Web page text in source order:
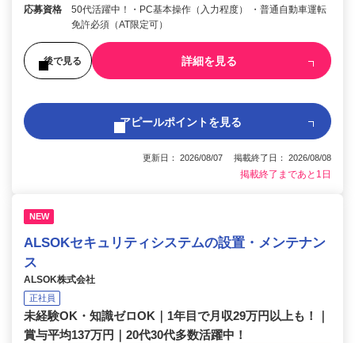
応募資格
50代活躍中！・PC基本操作（入力程度） ・普通自動車運転
免許必須（AT限定可）
後で見る 詳細を見る
アピールポイントを見る
更新日： 2026/08/07 掲載終了日： 2026/08/08
掲載終了まであと1日
NEW
ALSOKセキュリティシステムの設置・メンテナン
ス
ALSOK株式会社
正社員
未経験OK・知識ゼロOK｜1年目で月収29万円以上も！｜
賞与平均137万円｜20代30代多数活躍中！